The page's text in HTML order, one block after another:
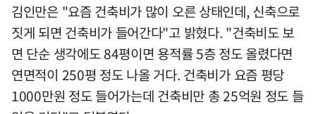
김인만은 "요즘 건축비가 많이 오른 상태인데, 신축으로
짓게 되면 건축비가 들어간다"고 밝혔다. "건축비도 보
면 단순 생각에도 84평이면 용적률 5층 정도 올렸다면
연면적이 250평 정도 나올 거다. 건축비가 요즘 평당
1000만원 정도 들어가는데 건축비만 총 25억원 정도 들